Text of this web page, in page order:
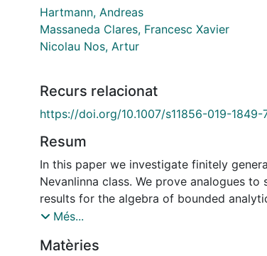
Hartmann, Andreas
Massaneda Clares, Francesc Xavier
Nicolau Nos, Artur
Recurs relacionat
https://doi.org/10.1007/s11856-019-1849-
Resum
In this paper we investigate finitely
Nevanlinna class. We prove analogues to
results for the algebra of bounded
$H^{\infty}$. We also show that, in
is strictly bigger than 1.
Més...
Matèries